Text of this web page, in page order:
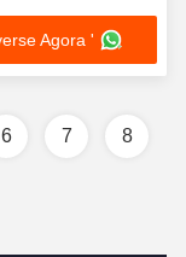
de absorção de
fáceis de instalar
Agora '
6 7 8